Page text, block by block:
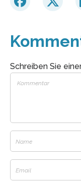
Schreiben Sie